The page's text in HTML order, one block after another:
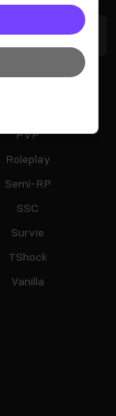
PVP
Roleplay
Semi-RP
SSC
Survie
TShock
Vanilla